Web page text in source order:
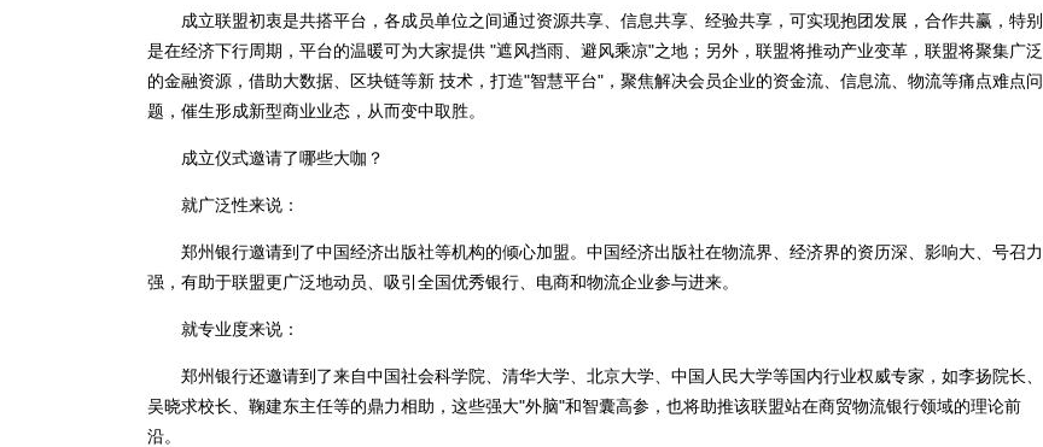
成立联盟初衷是共搭平台，各成员单位之间通过资源共享、信息共享、经验共享，可实现抱团发展，合作共赢，特别
是在经济下行周期，平台的温暖可为大家提供 "遮风挡雨、避风乘凉"之地；另外，联盟将推动产业变革，联盟将聚集广泛
的金融资源，借助大数据、区块链等新 技术，打造"智慧平台"，聚焦解决会员企业的资金流、信息流、物流等痛点难点问
题，催生形成新型商业业态，从而变中取胜。
成立仪式邀请了哪些大咖？
就广泛性来说：
郑州银行邀请到了中国经济出版社等机构的倾心加盟。中国经济出版社在物流界、经济界的资历深、影响大、号召力
强，有助于联盟更广泛地动员、吸引全国优秀银行、电商和物流企业参与进来。
就专业度来说：
郑州银行还邀请到了来自中国社会科学院、清华大学、北京大学、中国人民大学等国内行业权威专家，如李扬院长、
吴晓求校长、鞠建东主任等的鼎力相助，这些强大"外脑"和智囊高参，也将助推该联盟站在商贸物流银行领域的理论前
沿。